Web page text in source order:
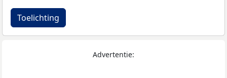
Toelichting
Advertentie: